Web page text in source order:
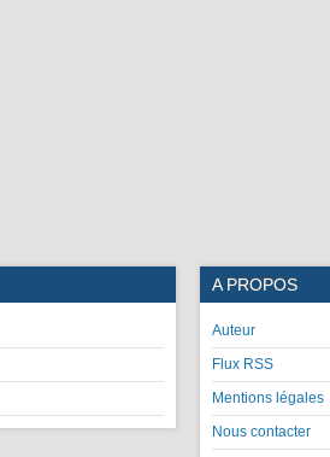
A PROPOS
Auteur
Flux RSS
Mentions légales
Nous contacter